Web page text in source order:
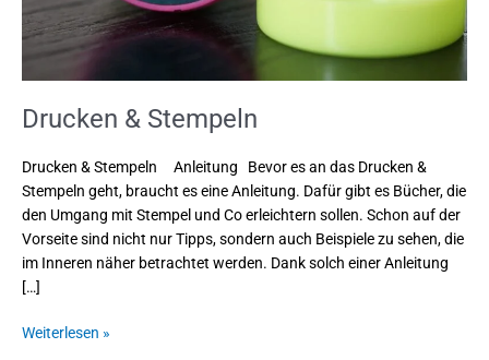
Drucken & Stempeln
Drucken & Stempeln Anleitung Bevor es an das Drucken &
Stempeln geht, braucht es eine Anleitung. Dafür gibt es Bücher, die
den Umgang mit Stempel und Co erleichtern sollen. Schon auf der
Vorseite sind nicht nur Tipps, sondern auch Beispiele zu sehen, die
im Inneren näher betrachtet werden. Dank solch einer Anleitung
[…]
Weiterlesen »